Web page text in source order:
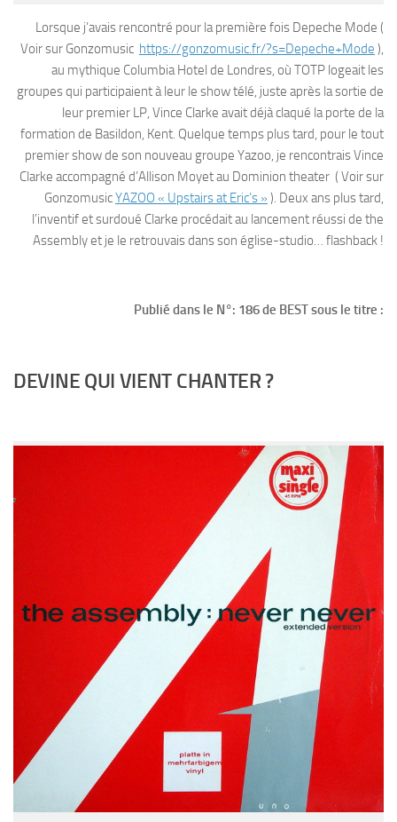
Lorsque j’avais rencontré pour la première fois Depeche Mode (
Voir sur Gonzomusic https://gonzomusic.fr/?s=Depeche+Mode ),
au mythique Columbia Hotel de Londres, où TOTP logeait les
groupes qui participaient à leur le show télé, juste après la sortie de
leur premier LP, Vince Clarke avait déjà claqué la porte de la
formation de Basildon, Kent. Quelque temps plus tard, pour le tout
premier show de son nouveau groupe Yazoo, je rencontrais Vince
Clarke accompagné d’Allison Moyet au Dominion theater ( Voir sur
GonzomusicYAZOO « Upstairs at Eric’s » ). Deux ans plus tard,
l’inventif et surdoué Clarke procédait au lancement réussi de the
Assembly et je le retrouvais dans son église-studio… flashback !
Publié dans le N°: 186 de BEST sous le titre :
DEVINE QUI VIENT CHANTER ?